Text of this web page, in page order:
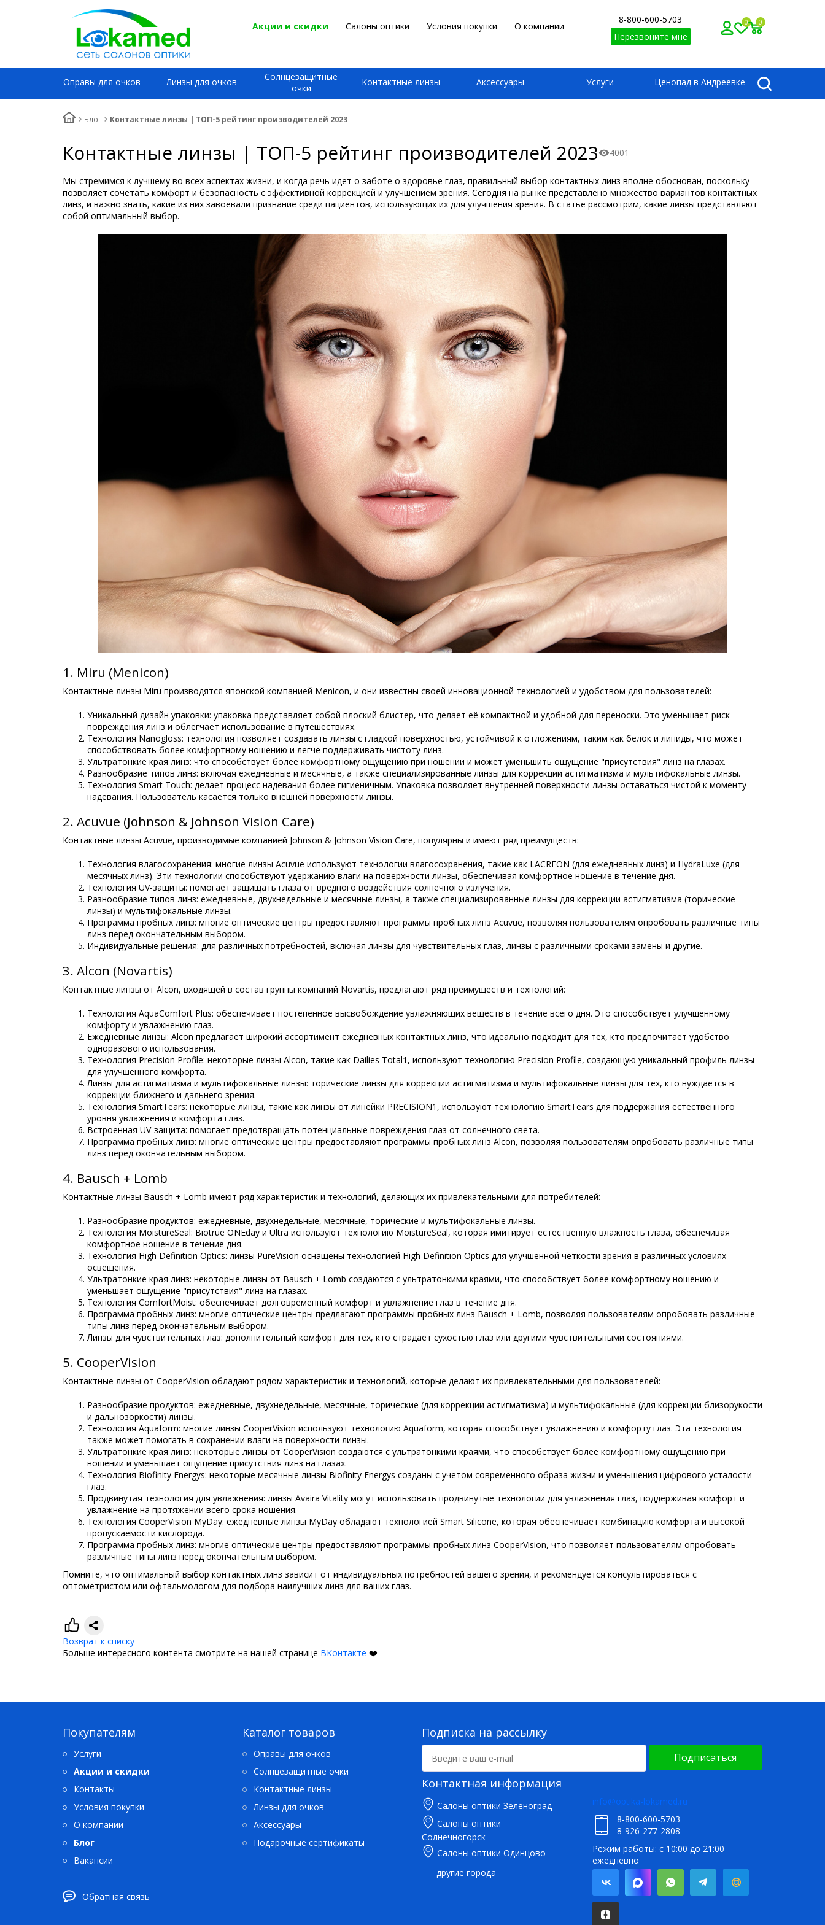
Акции и скидки Салоны оптики Условия покупки О компании
8-800-600-5703
Перезвоните мне
0 0
Оправы для очков Линзы для очков
Солнцезащитные
очки
Контактные линзы Аксессуары Услуги Ценопад в Андреевке
Блог Контактные линзы | ТОП-5 рейтинг производителей 2023
Контактные линзы | ТОП-5 рейтинг производителей 2023 4001
Мы стремимся к лучшему во всех аспектах жизни, и когда речь идет о заботе о здоровье глаз, правильный выбор контактных линз вполне обоснован, поскольку
позволяет сочетать комфорт и безопасность с эффективной коррекцией и улучшением зрения. Сегодня на рынке представлено множество вариантов контактных
линз, и важно знать, какие из них завоевали признание среди пациентов, использующих их для улучшения зрения. В статье рассмотрим, какие линзы представляют
собой оптимальный выбор.
1. Miru (Menicon)
Контактные линзы Miru производятся японской компанией Menicon, и они известны своей инновационной технологией и удобством для пользователей:
Уникальный дизайн упаковки: упаковка представляет собой плоский блистер, что делает её компактной и удобной для переноски. Это уменьшает риск
повреждения линз и облегчает использование в путешествиях.
Технология Nanogloss: технология позволяет создавать линзы с гладкой поверхностью, устойчивой к отложениям, таким как белок и липиды, что может
способствовать более комфортному ношению и легче поддерживать чистоту линз.
Ультратонкие края линз: что способствует более комфортному ощущению при ношении и может уменьшить ощущение "присутствия" линз на глазах.
Разнообразие типов линз: включая ежедневные и месячные, а также специализированные линзы для коррекции астигматизма и мультифокальные линзы.
Технология Smart Touch: делает процесс надевания более гигиеничным. Упаковка позволяет внутренней поверхности линзы оставаться чистой к моменту
надевания. Пользователь касается только внешней поверхности линзы.
2. Acuvue (Johnson & Johnson Vision Care)
Контактные линзы Acuvue, производимые компанией Johnson & Johnson Vision Care, популярны и имеют ряд преимуществ:
Технология влагосохранения: многие линзы Acuvue используют технологии влагосохранения, такие как LACREON (для ежедневных линз) и HydraLuxe (для
месячных линз). Эти технологии способствуют удержанию влаги на поверхности линзы, обеспечивая комфортное ношение в течение дня.
Технология UV-защиты: помогает защищать глаза от вредного воздействия солнечного излучения.
Разнообразие типов линз: ежедневные, двухнедельные и месячные линзы, а также специализированные линзы для коррекции астигматизма (торические
линзы) и мультифокальные линзы.
Программа пробных линз: многие оптические центры предоставляют программы пробных линз Acuvue, позволяя пользователям опробовать различные типы
линз перед окончательным выбором.
Индивидуальные решения: для различных потребностей, включая линзы для чувствительных глаз, линзы с различными сроками замены и другие.
3. Alcon (Novartis)
Контактные линзы от Alcon, входящей в состав группы компаний Novartis, предлагают ряд преимуществ и технологий:
Технология AquaComfort Plus: обеспечивает постепенное высвобождение увлажняющих веществ в течение всего дня. Это способствует улучшенному
комфорту и увлажнению глаз.
Ежедневные линзы: Alcon предлагает широкий ассортимент ежедневных контактных линз, что идеально подходит для тех, кто предпочитает удобство
одноразового использования.
Технология Precision Profile: некоторые линзы Alcon, такие как Dailies Total1, используют технологию Precision Profile, создающую уникальный профиль линзы
для улучшенного комфорта.
Линзы для астигматизма и мультифокальные линзы: торические линзы для коррекции астигматизма и мультифокальные линзы для тех, кто нуждается в
коррекции ближнего и дальнего зрения.
Технология SmartTears: некоторые линзы, такие как линзы от линейки PRECISION1, используют технологию SmartTears для поддержания естественного
уровня увлажнения и комфорта глаз.
Встроенная UV-защита: помогает предотвращать потенциальные повреждения глаз от солнечного света.
Программа пробных линз: многие оптические центры предоставляют программы пробных линз Alcon, позволяя пользователям опробовать различные типы
линз перед окончательным выбором.
4. Bausch + Lomb
Контактные линзы Bausch + Lomb имеют ряд характеристик и технологий, делающих их привлекательными для потребителей:
Разнообразие продуктов: ежедневные, двухнедельные, месячные, торические и мультифокальные линзы.
Технология MoistureSeal: Biotrue ONEday и Ultra используют технологию MoistureSeal, которая имитирует естественную влажность глаза, обеспечивая
комфортное ношение в течение дня.
Технология High Definition Optics: линзы PureVision оснащены технологией High Definition Optics для улучшенной чёткости зрения в различных условиях
освещения.
Ультратонкие края линз: некоторые линзы от Bausch + Lomb создаются с ультратонкими краями, что способствует более комфортному ношению и
уменьшает ощущение "присутствия" линз на глазах.
Технология ComfortMoist: обеспечивает долговременный комфорт и увлажнение глаз в течение дня.
Программа пробных линз: многие оптические центры предлагают программы пробных линз Bausch + Lomb, позволяя пользователям опробовать различные
типы линз перед окончательным выбором.
Линзы для чувствительных глаз: дополнительный комфорт для тех, кто страдает сухостью глаз или другими чувствительными состояниями.
5. CooperVision
Контактные линзы от CooperVision обладают рядом характеристик и технологий, которые делают их привлекательными для пользователей:
Разнообразие продуктов: ежедневные, двухнедельные, месячные, торические (для коррекции астигматизма) и мультифокальные (для коррекции близорукости
и дальнозоркости) линзы.
Технология Aquaform: многие линзы CooperVision используют технологию Aquaform, которая способствует увлажнению и комфорту глаз. Эта технология
также может помогать в сохранении влаги на поверхности линзы.
Ультратонкие края линз: некоторые линзы от CooperVision создаются с ультратонкими краями, что способствует более комфортному ощущению при
ношении и уменьшает ощущение присутствия линз на глазах.
Технология Biofinity Energys: некоторые месячные линзы Biofinity Energys созданы с учетом современного образа жизни и уменьшения цифрового усталости
глаз.
Продвинутая технология для увлажнения: линзы Avaira Vitality могут использовать продвинутые технологии для увлажнения глаз, поддерживая комфорт и
увлажнение на протяжении всего срока ношения.
Технология CooperVision MyDay: ежедневные линзы MyDay обладают технологией Smart Silicone, которая обеспечивает комбинацию комфорта и высокой
пропускаемости кислорода.
Программа пробных линз: многие оптические центры предоставляют программы пробных линз CooperVision, что позволяет пользователям опробовать
различные типы линз перед окончательным выбором.
Помните, что оптимальный выбор контактных линз зависит от индивидуальных потребностей вашего зрения, и рекомендуется консультироваться с
оптометристом или офтальмологом для подбора наилучших линз для ваших глаз.
Возврат к списку
Больше интересного контента смотрите на нашей странице ВКонтакте ❤️
Покупателям
Услуги
Акции и скидки
Контакты
Условия покупки
О компании
Блог
Вакансии
Обратная связь
Каталог товаров
Оправы для очков
Солнцезащитные очки
Контактные линзы
Линзы для очков
Аксессуары
Подарочные сертификаты
Подписка на рассылку
Подписаться
Контактная информация
Салоны оптики Зеленоград
Салоны оптики
Солнечногорск
Салоны оптики Одинцово
другие города
info@optika-lokamed.ru
8-800-600-5703
8-926-277-2808
Режим работы: с 10:00 до 21:00
ежедневно